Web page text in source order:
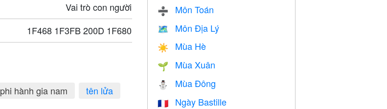
Vai trò con người
1F468 1F3FB 200D 1F680
phi hành gia nam tên lửa
➗ Môn Toán
🗺 Môn Địa Lý
☀️ Mùa Hè
🌱 Mùa Xuân
⛄ Mùa Đông
🇫🇷 Ngày Bastille